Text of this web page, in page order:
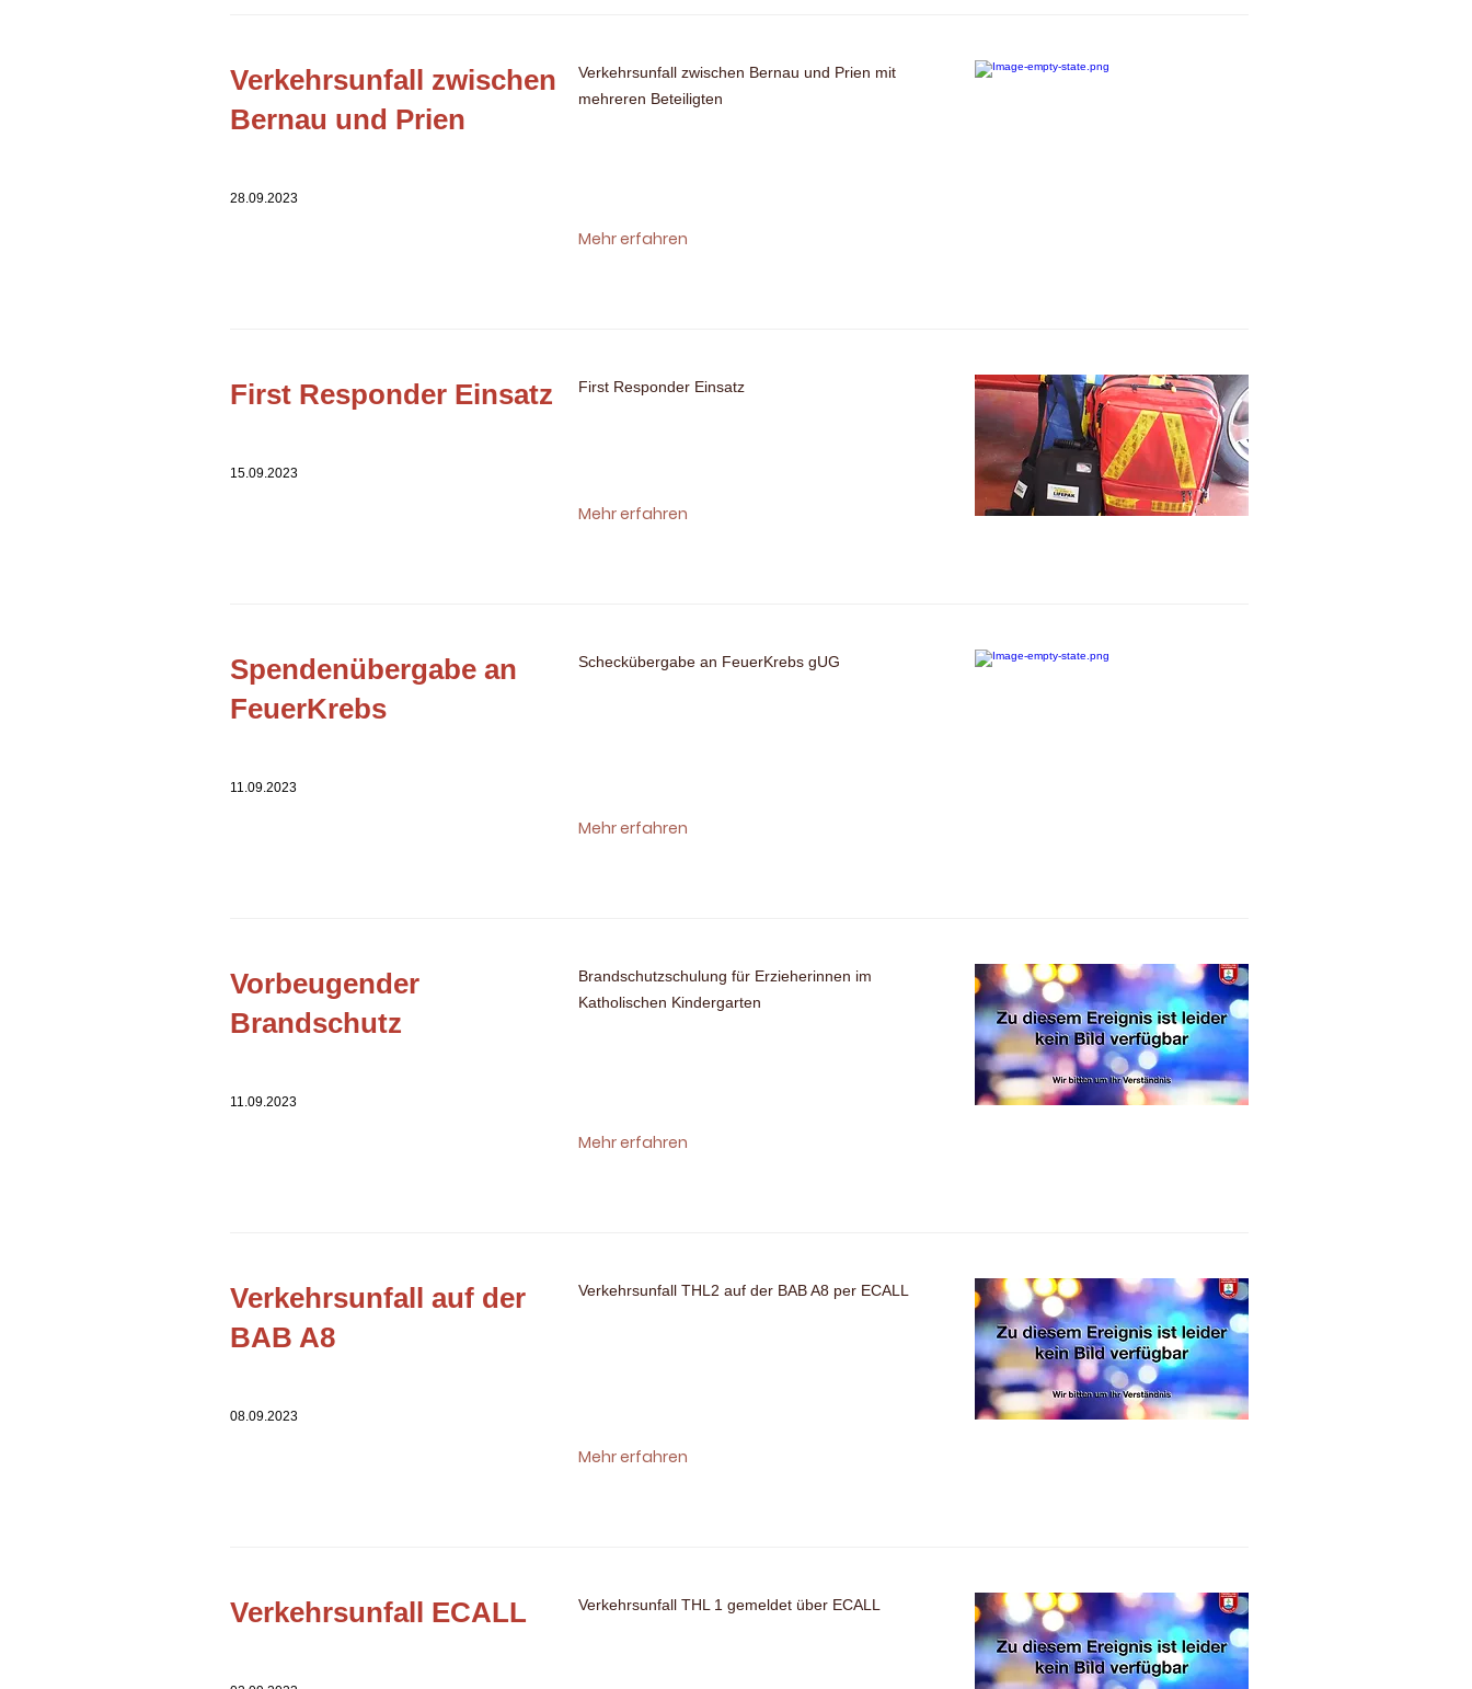
Verkehrsunfall zwischen
Bernau und Prien
Verkehrsunfall zwischen Bernau und Prien mit
mehreren Beteiligten
28.09.2023
Mehr erfahren
First Responder Einsatz First Responder Einsatz
15.09.2023
Mehr erfahren
Spendenübergabe an
FeuerKrebs
Scheckübergabe an FeuerKrebs gUG
11.09.2023
Mehr erfahren
Vorbeugender
Brandschutz
Brandschutzschulung für Erzieherinnen im
Katholischen Kindergarten
11.09.2023
Mehr erfahren
Verkehrsunfall auf der
BAB A8
Verkehrsunfall THL2 auf der BAB A8 per ECALL
08.09.2023
Mehr erfahren
Verkehrsunfall ECALL Verkehrsunfall THL 1 gemeldet über ECALL